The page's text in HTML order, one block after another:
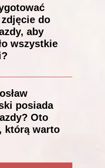
do
aby
wszystkie
posiada
Oto
którą warto